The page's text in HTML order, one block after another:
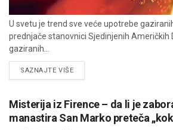
U svetu je trend sve veće upotrebe
prednjače stanovnici Sjedinjenih Američkih
gaziranih...
SAZNAJTE VIŠEDETAILS
Misterija iz Firence – da li je
manastira San Marko preteča